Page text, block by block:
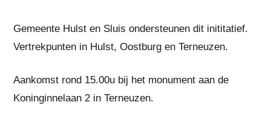
Gemeente Hulst en Sluis ondersteunen dit inititatief.
Vertrekpunten in Hulst, Oostburg en Terneuzen.
Aankomst rond 15.00u bij het monument aan de
Koninginnelaan 2 in Terneuzen.